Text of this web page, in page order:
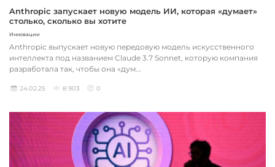
Anthropic запускает новую модель ИИ, которая «думает»
столько, сколько вы хотите
Инновации
Anthropic выпускает новую передовую модель искусственного
интеллекта под названием Claude 3.7 Sonnet, которую компания
разработала так, чтобы она «дум...
24.02.25 8 903 0